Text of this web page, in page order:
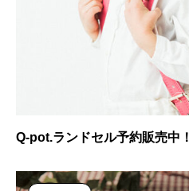
Q-pot.ランドセル予約販売中！